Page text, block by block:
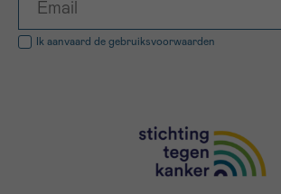
Ik aanvaard de gebruiksvoorwaarden